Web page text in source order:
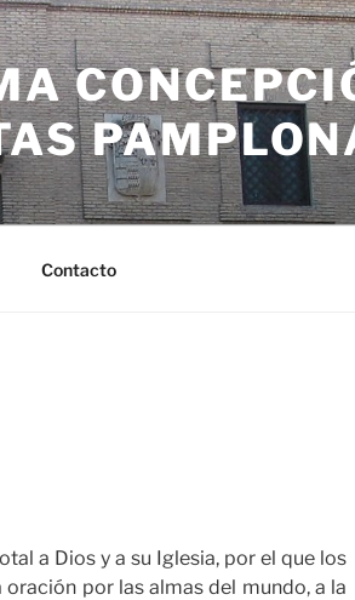
Contacto
a Dios y a su Iglesia, por el que los
por las almas del mundo, a la